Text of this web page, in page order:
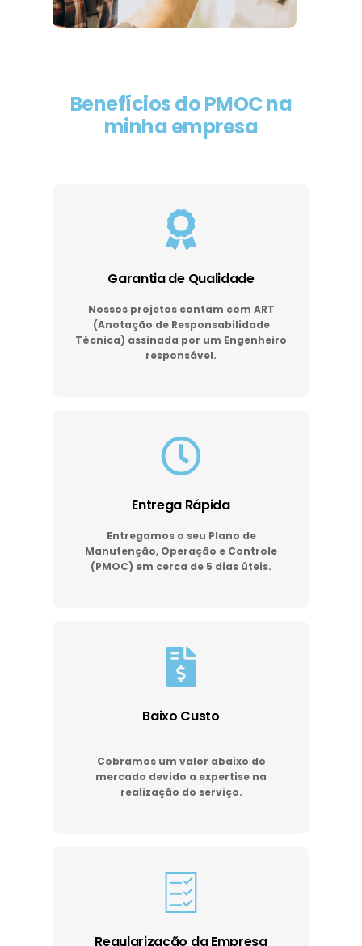
Benefícios do PMOC na
minha empresa
Garantia de Qualidade
Nossos projetos contam com ART
(Anotação de Responsabilidade
Técnica) assinada por um Engenheiro
responsável.
Entrega Rápida
Entregamos o seu Plano de
Manutenção, Operação e Controle
(PMOC) em cerca de 5 dias úteis.
Baixo Custo
Cobramos um valor abaixo do
mercado devido a expertise na
realização do serviço.
Regularização da Empresa